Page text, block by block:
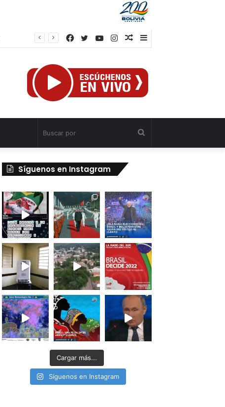
Barra
Publicación
azar
Instagram
YouTube
Twitter
Facebook
Síguenos en Instagram
Cargar más...
Síguenos en Instagram